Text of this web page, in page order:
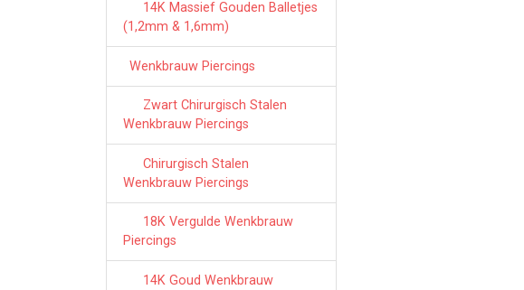
14K Massief Gouden Balletjes
(1,2mm & 1,6mm)
Wenkbrauw Piercings
Zwart Chirurgisch Stalen
Wenkbrauw Piercings
Chirurgisch Stalen
Wenkbrauw Piercings
18K Vergulde Wenkbrauw
Piercings
14K Goud Wenkbrauw